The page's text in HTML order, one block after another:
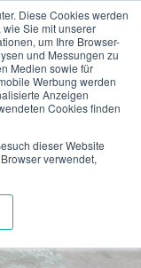
Diese Cookies werden
Sie mit unserer
um Ihre Browser-
und Messungen zu
Medien sowie für
Werbung werden
Anzeigen
Cookies finden
dieser Website
verwendet,
Schritte